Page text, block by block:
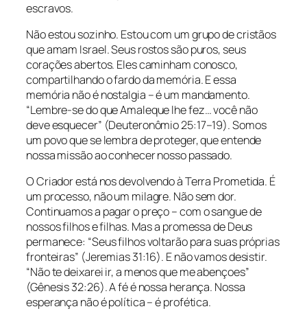
escravos.
Não estou sozinho. Estou com um grupo de cristãos
que amam Israel. Seus rostos são puros, seus
corações abertos. Eles caminham conosco,
compartilhando o fardo da memória. E essa
memória não é nostalgia – é um mandamento.
“Lembre-se do que Amaleque lhe fez… você não
deve esquecer” (Deuteronômio 25:17–19). Somos
um povo que se lembra de proteger, que entende
nossa missão ao conhecer nosso passado.
O Criador está nos devolvendo à Terra Prometida. É
um processo, não um milagre. Não sem dor.
Continuamos a pagar o preço – com o sangue de
nossos filhos e filhas. Mas a promessa de Deus
permanece: “Seus filhos voltarão para suas próprias
fronteiras” (Jeremias 31:16). E não vamos desistir.
“Não te deixarei ir, a menos que me abençoes”
(Gênesis 32:26). A fé é nossa herança. Nossa
esperança não é política – é profética.